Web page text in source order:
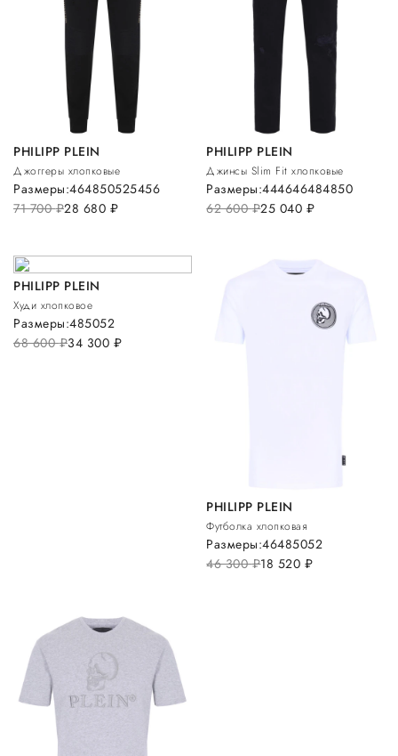
PHILIPP PLEIN
Джоггеры хлопковые
71 700руб.28 680 руб.
Размеры:464850525456
PHILIPP PLEIN
Джинсы Slim Fit хлопковые
62 600руб.25 040 руб.
Размеры:444646484850
PHILIPP PLEIN
Худи хлопковое
68 600руб.34 300 руб.
Размеры:485052
PHILIPP PLEIN
Футболка хлопковая
46 300руб.18 520 руб.
Размеры:46485052